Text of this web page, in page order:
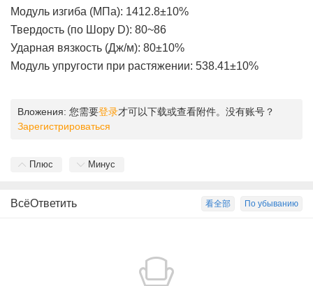
Модуль изгиба (МПа): 1412.8±10%
Твердость (по Шору D): 80~86
Ударная вязкость (Дж/м): 80±10%
Модуль упругости при растяжении: 538.41±10%
Вложения: 您需要登录才可以下载或查看附件。没有账号？
Зарегистрироваться
Плюс Минус
По убыванию
看全部
ВсёОтветить